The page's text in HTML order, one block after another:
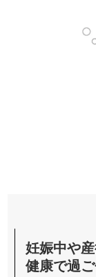
妊娠中や
健康で過ご